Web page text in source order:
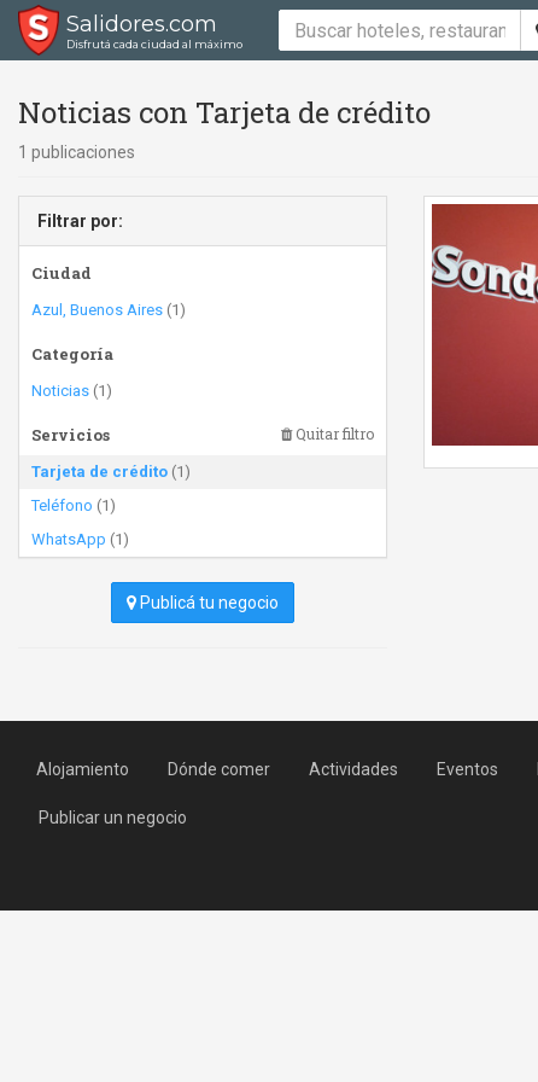
Salidores.com
Disfrutá cada ciudad al máximo
Noticias con Tarjeta de crédito
1 publicaciones
Filtrar por:
Ciudad
Azul, Buenos Aires (1)
Categoría
Noticias (1)
Servicios Quitar filtro
Tarjeta de crédito (1)
Teléfono (1)
WhatsApp (1)
Publicá tu negocio
Alojamiento Dónde comer Actividades Eventos
Publicar un negocio